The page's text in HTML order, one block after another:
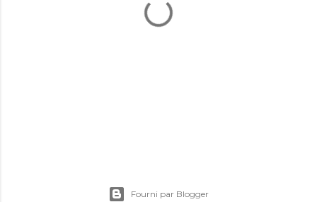
Fourni par Blogger